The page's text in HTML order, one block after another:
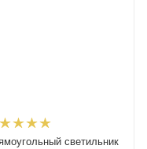
светильник